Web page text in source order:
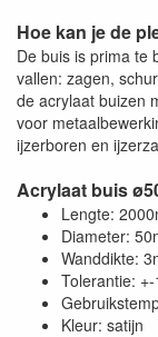
Hoe kan je de
De buis is prima te
vallen: zagen,
de acrylaat buizen
voor
ijzerboren en
Acrylaat buis
Lengte:
Diameter:
Wanddikte:
Tolerantie:
Kleur: satijn